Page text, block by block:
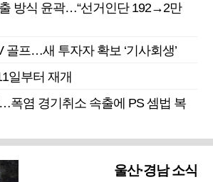
방식 윤곽…“선거인단 192→2만
골프…새 투자자 확보 ‘기사회생’
일부터 재개
폭염 경기취소 속출에 PS 셈법 복
울산·경남 소식